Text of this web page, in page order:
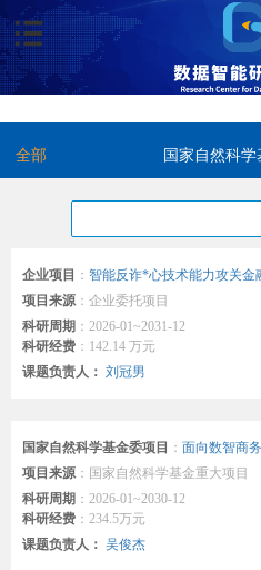
全部
国家自然科学
企业项目 ： 智能反诈*心技术能力攻关金
项目来源： 企业委托项目
科研周期 ： 2026-01~2031-12
科研经费 ： 142.14 万元
课题负责人： 刘冠男
国家自然科学基金委项目 ： 面向数智商
项目来源： 国家自然科学基金重大项目
科研周期 ： 2026-01~2030-12
科研经费 ： 234.5万元
课题负责人： 吴俊杰